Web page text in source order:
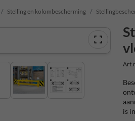
Stelling en kolombescherming
is